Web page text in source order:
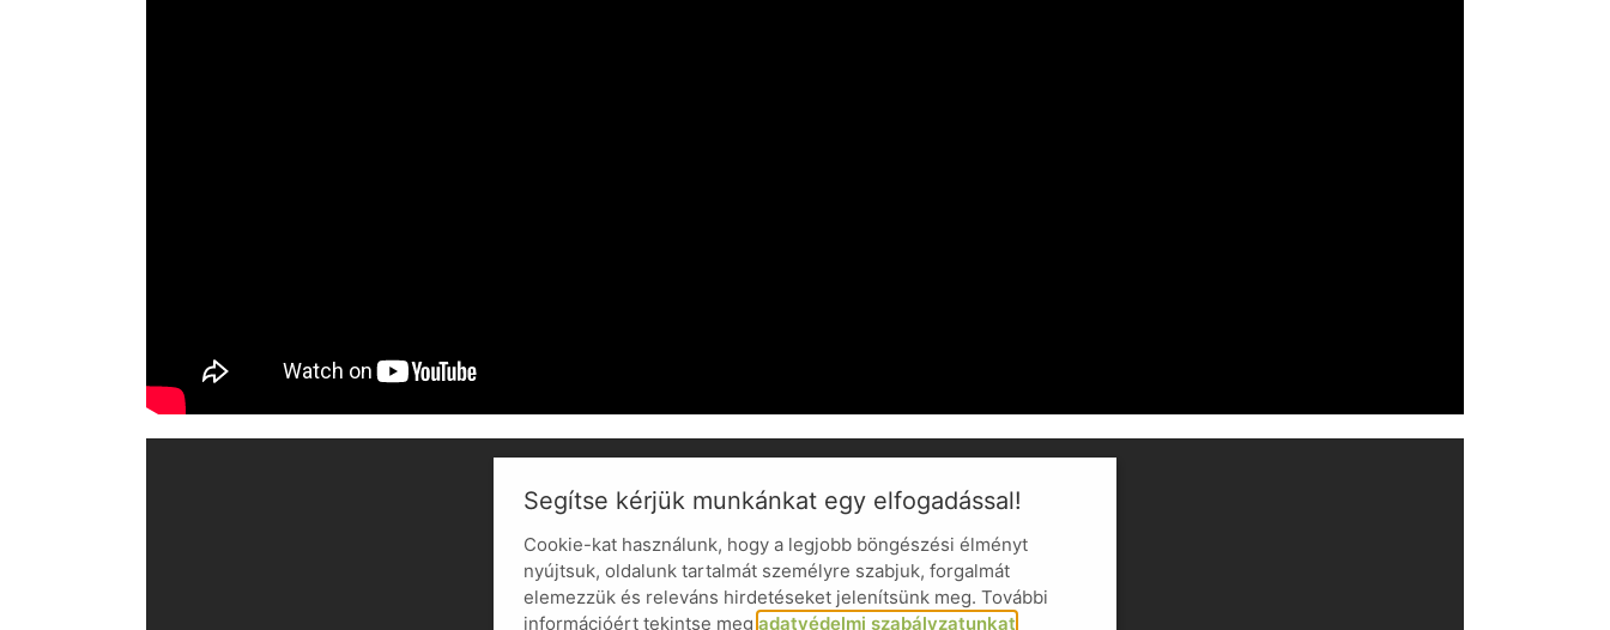
Segítse kérjük munkánkat egy elfogadással!
Cookie-kat használunk, hogy a legjobb böngészési élményt
nyújtsuk, oldalunk tartalmát személyre szabjuk, forgalmát
elemezzük és releváns hirdetéseket jelenítsünk meg. További
információért tekintse meg adatvédelmi szabályzatunkat